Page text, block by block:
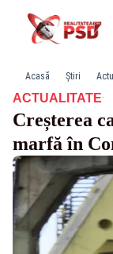
Acasă Știri
ACTUALITATE·
Creșterea
marfă în